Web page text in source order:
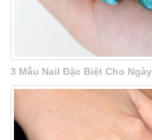
3 Mẫu Nail Đặc Biệt Cho